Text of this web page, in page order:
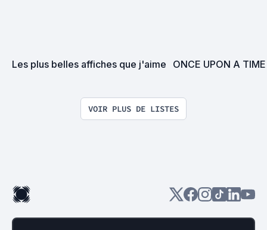
Les plus belles affiches que j'aime ONCE UPON A
VOIR PLUS DE LISTES